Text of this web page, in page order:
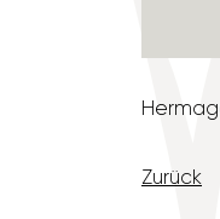
Zurück